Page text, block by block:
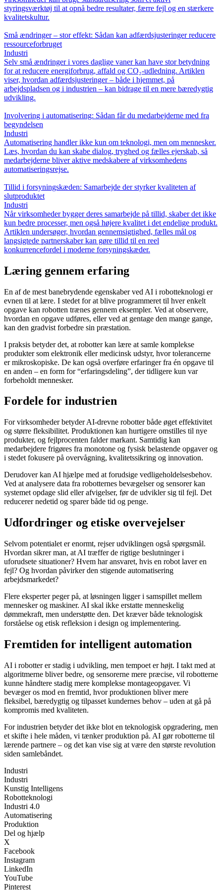
styringsværktøj til at opnå bedre resultater, færre fejl og en stærkere
kvalitetskultur.
Små ændringer – stor effekt: Sådan kan adfærdsjusteringer reducere
ressourceforbruget
Industri
Selv små ændringer i vores daglige vaner kan have stor betydning
for at reducere energiforbrug, affald og CO₂-udledning. Artiklen
viser, hvordan adfærdsjusteringer – både i hjemmet, på
arbejdspladsen og i industrien – kan bidrage til en mere bæredygtig
udvikling.
Involvering i automatisering: Sådan får du medarbejderne med fra
begyndelsen
Industri
Automatisering handler ikke kun om teknologi, men om mennesker.
Læs, hvordan du kan skabe dialog, tryghed og fælles ejerskab, så
medarbejderne bliver aktive medskabere af virksomhedens
automatiseringsrejse.
Tillid i forsyningskæden: Samarbejde der styrker kvaliteten af
slutproduktet
Industri
Når virksomheder bygger deres samarbejde på tillid, skaber det ikke
kun bedre processer, men også højere kvalitet i det endelige produkt.
Artiklen undersøger, hvordan gennemsigtighed, fælles mål og
langsigtede partnerskaber kan gøre tillid til en reel
konkurrencefordel i moderne forsyningskæder.
Læring gennem erfaring
En af de mest banebrydende egenskaber ved AI i robotteknologi er
evnen til at lære. I stedet for at blive programmeret til hver enkelt
opgave kan robotten trænes gennem eksempler. Ved at observere,
hvordan en opgave udføres, eller ved at gentage den mange gange,
kan den gradvist forbedre sin præstation.
I praksis betyder det, at robotter kan lære at samle komplekse
produkter som elektronik eller medicinsk udstyr, hvor tolerancerne
er mikroskopiske. De kan også overføre erfaringer fra én opgave til
en anden – en form for “erfaringsdeling”, der tidligere kun var
forbeholdt mennesker.
Fordele for industrien
For virksomheder betyder AI-drevne robotter både øget effektivitet
og større fleksibilitet. Produktionen kan hurtigere omstilles til nye
produkter, og fejlprocenten falder markant. Samtidig kan
medarbejdere frigøres fra monotone og fysisk belastende opgaver og
i stedet fokusere på overvågning, kvalitetssikring og innovation.
Derudover kan AI hjælpe med at forudsige vedligeholdelsesbehov.
Ved at analysere data fra robotternes bevægelser og sensorer kan
systemet opdage slid eller afvigelser, før de udvikler sig til fejl. Det
reducerer nedetid og sparer både tid og penge.
Udfordringer og etiske overvejelser
Selvom potentialet er enormt, rejser udviklingen også spørgsmål.
Hvordan sikrer man, at AI træffer de rigtige beslutninger i
uforudsete situationer? Hvem har ansvaret, hvis en robot laver en
fejl? Og hvordan påvirker den stigende automatisering
arbejdsmarkedet?
Flere eksperter peger på, at løsningen ligger i samspillet mellem
mennesker og maskiner. AI skal ikke erstatte menneskelig
dømmekraft, men understøtte den. Det kræver både teknologisk
forståelse og etisk refleksion i design og implementering.
Fremtiden for intelligent automation
AI i robotter er stadig i udvikling, men tempoet er højt. I takt med at
algoritmerne bliver bedre, og sensorerne mere præcise, vil robotterne
kunne håndtere stadig mere komplekse montageopgaver. Vi
bevæger os mod en fremtid, hvor produktionen bliver mere
fleksibel, bæredygtig og tilpasset kundernes behov – uden at gå på
kompromis med kvaliteten.
For industrien betyder det ikke blot en teknologisk opgradering, men
et skifte i hele måden, vi tænker produktion på. AI gør robotterne til
lærende partnere – og det kan vise sig at være den største revolution
siden samlebåndet.
Industri
Industri
Kunstig Intelligens
Robotteknologi
Industri 4.0
Automatisering
Produktion
Del og hjælp
X
Facebook
Instagram
LinkedIn
YouTube
Pinterest